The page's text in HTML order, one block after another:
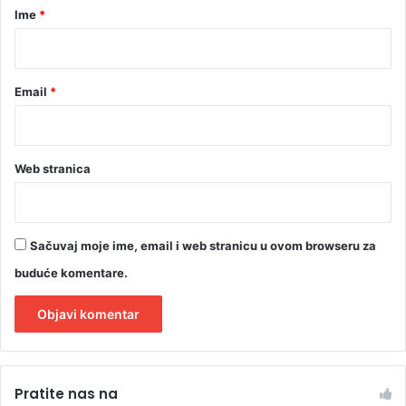
rIme *
Email *
Web stranica
Sačuvaj moje ime, email i web stranicu u ovom browseru za
buduće komentare.
tPratite nas na